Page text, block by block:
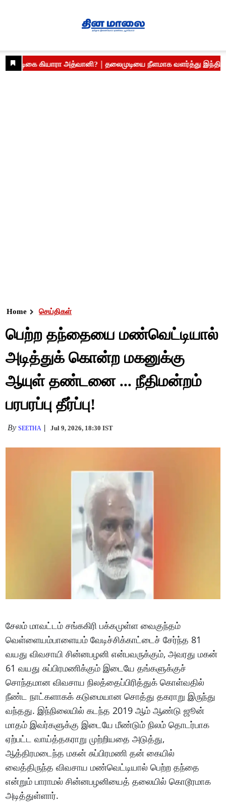
Home செய்திகள்
பெற்ற தந்தையை மண்வெட்டியால்
அடித்துக் கொன்ற மகனுக்கு
ஆயுள் தண்டனை ... நீதிமன்றம்
பரபரப்பு தீர்ப்பு!
BySEETHA Jul 9, 2026, 18:30 IST
சேலம் மாவட்டம் சங்ககிரி பக்கமுள்ள வைகுந்தம்
வெள்ளையம்பாளையம் வேடிச்சிக்காட்டைச் சேர்ந்த 81
வயது விவசாயி சின்னபழனி என்பவருக்கும், அவரது மகன்
61 வயது சுப்பிரமணிக்கும் இடையே தங்களுக்குச்
சொந்தமான விவசாய நிலத்தைப்பிரித்துக் கொள்வதில்
நீண்ட நாட்களாகக் கடுமையான சொத்து தகராறு இருந்து
வந்தது. இந்நிலையில் கடந்த 2019 ஆம் ஆண்டு ஜூன்
மாதம் இவர்களுக்கு இடையே மீண்டும் நிலம் தொடர்பாக
ஏற்பட்ட வாய்த்தகராறு முற்றியதை அடுத்து,
ஆத்திரமடைந்த மகன் சுப்பிரமணி தன் கையில்
வைத்திருந்த விவசாய மண்வெட்டியால் பெற்ற தந்தை
என்றும் பாராமல் சின்னபழனியைத் தலையில் கொடூரமாக
அடித்துள்ளார்.